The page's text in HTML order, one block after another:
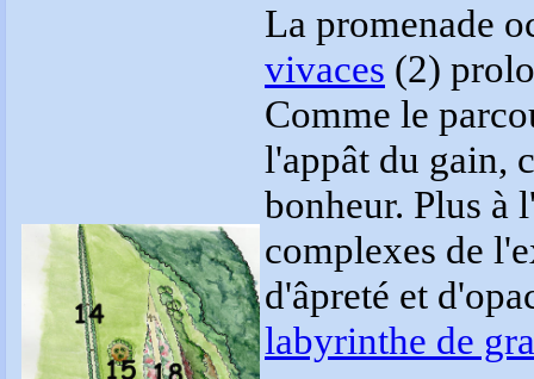
La promenade
vivaces (2)
Comme le
l'appât du gain,
bonheur. Plus à
complexes de
d'âpreté et
labyrinthe de